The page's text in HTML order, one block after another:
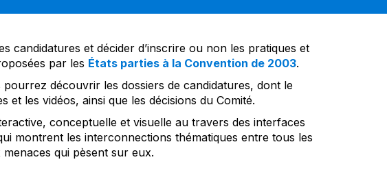
candidatures et décider d’inscrire ou non les pratiques et
par les États parties à la Convention de 2003.
découvrir les dossiers de candidatures, dont le
les vidéos, ainsi que les décisions du Comité.
conceptuelle et visuelle au travers des interfaces
montrent les interconnections thématiques entre tous les
qui pèsent sur eux.